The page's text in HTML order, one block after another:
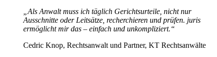
„Als Anwalt muss ich täglich Gerichtsurteile, nicht nur
Ausschnitte oder Leitsätze, recherchieren und prüfen. juris
ermöglicht mir das – einfach und unkompliziert.“
Cedric Knop, Rechtsanwalt und Partner, KT Rechtsanwälte